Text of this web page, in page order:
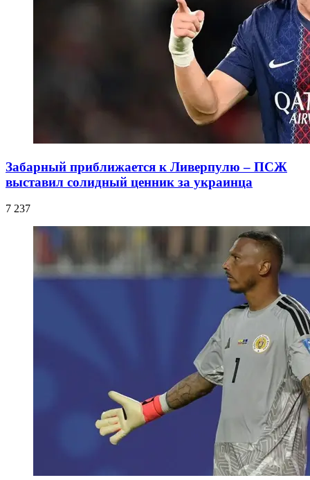
Забарный приближается к Ливерпулю – ПСЖ
выставил солидный ценник за украинца
7 237